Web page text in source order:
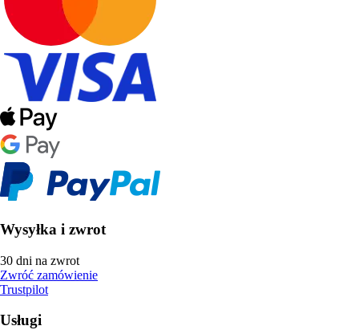
Wysyłka i zwrot
30 dni na zwrot
Zwróć zamówienie
Trustpilot
Usługi